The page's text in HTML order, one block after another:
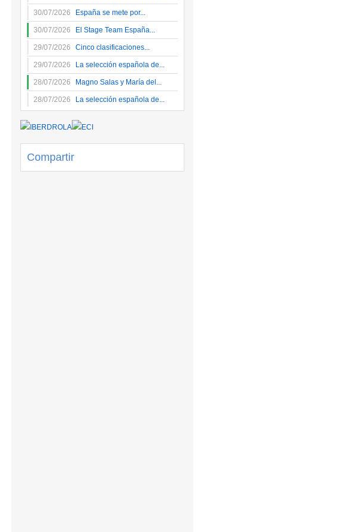
30/07/2026 España se mete por...
30/07/2026 El Stage Team España...
29/07/2026 Cinco clasificaciones...
29/07/2026 La selección española de...
28/07/2026 Magno Salas y María del...
28/07/2026 La selección española de...
Compartir